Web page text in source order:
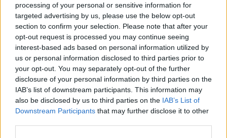
processing of your personal or sensitive information for
targeted advertising by us, please use the below opt-out
section to confirm your selection. Please note that after your
opt-out request is processed you may continue seeing
interest-based ads based on personal information utilized by
us or personal information disclosed to third parties prior to
your opt-out. You may separately opt-out of the further
disclosure of your personal information by third parties on the
IAB’s list of downstream participants. This information may
also be disclosed by us to third parties on the IAB’s List of
Downstream Participants that may further disclose it to other
FAKTA: Toppidrettsveka 2024
Hvem:
Menn og kvinner senior
Hva:Internasjonale rulleskikonkurranse over fire
dager. Langløpet inngår i den internasjonale
rulleskiserienWorld Classic Tour . Toppidrettsveka
arrangeres i år for 20. gang.
Hvor:Hitra (Trøndelag), Aure (Møre og Romsdal)
og Granåsen (Trondheim)
14. til 17. august, 2024